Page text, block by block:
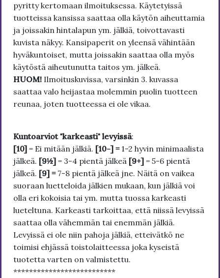
pyritty kertomaan ilmoituksessa. Käytetyissä
tuotteissa kansissa saattaa olla käytön aiheuttamia
ja joissakin hintalapun ym. jälkiä, toivottavasti
kuvista näkyy. Kansipaperit on yleensä vähintään
hyväkuntoiset, mutta joissakin saattaa olla myös
käytöstä aiheutunutta taitos ym. jälkeä.
HUOM! Ilmoituskuvissa, varsinkin 3. kuvassa
saattaa valo heijastaa molemmin puolin tuotteen
reunaa, joten tuotteessa ei ole vikaa.
Kuntoarviot "karkeasti" levyissä:
[10] = Ei mitään jälkiä. [10-] = 1-2 hyvin minimaalista
jälkeä. [9½] = 3-4 pientä jälkeä [9+] = 5-6 pientä
jälkeä. [9] = 7-8 pientä jälkeä jne. Näitä on vaikea
suoraan luetteloida jälkien mukaan, kun jälkiä voi
olla eri kokoisia tai ym. mutta tuossa karkeasti
lueteltuna. Karkeasti tarkoittaa, että niissä levyissä
saattaa olla vähemmän tai enemmän jälkiä.
Levyissä ei ole niin pahoja jälkiä, etteivätkö ne
toimisi ehjässä toistolaitteessa joka kyseistä
tuotetta varten on valmistettu.
**************************